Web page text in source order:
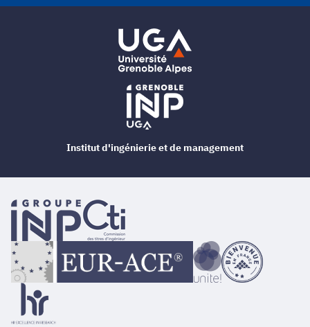
Institut d'ingénierie et de management